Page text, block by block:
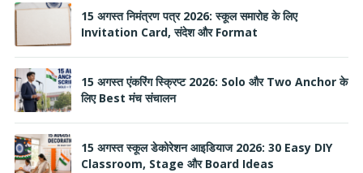
15 अगस्त निमंत्रण पत्र 2026: स्कूल समारोह के लिए
Invitation Card, संदेश और Format
15 अगस्त एंकरिंग स्क्रिप्ट 2026: Solo और Two Anchor के
लिए Best मंच संचालन
15 अगस्त स्कूल डेकोरेशन आइडियाज 2026: 30 Easy DIY
Classroom, Stage और Board Ideas